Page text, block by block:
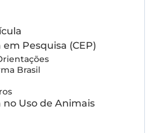
Pesquisa (CEP)
Brasil
Uso de Animais